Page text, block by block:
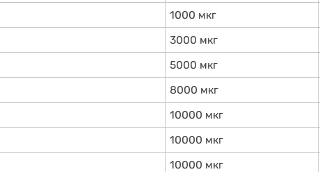
1000 мкг
3000 мкг
5000 мкг
8000 мкг
10000 мкг
10000 мкг
10000 мкг